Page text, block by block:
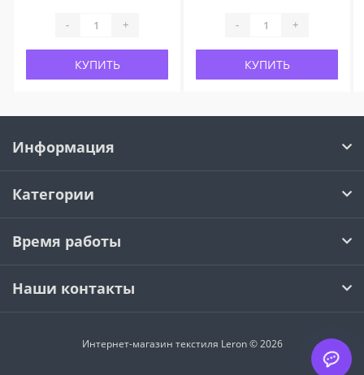
- +
КУПИТЬ
- +
КУПИТЬ
Информация
Категории
Время работы
Наши контакты
Интернет-магазин текстиля Leron © 2026